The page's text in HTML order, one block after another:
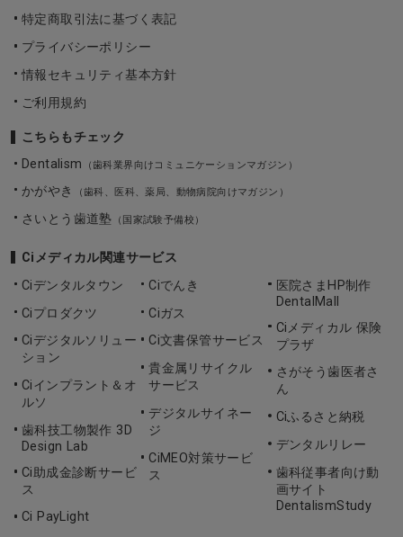
特定商取引法に基づく表記
プライバシーポリシー
情報セキュリティ基本方針
ご利用規約
こちらもチェック
Dentalism
（歯科業界向けコミュニケーションマガジン）
かがやき （歯科、医科、薬局、動物病院向けマガジン）
さいとう歯道塾 （国家試験予備校）
Ciメディカル関連サービス
Ciデンタルタウン
Ciプロダクツ
Ciデジタルソリュー
ション
Ciインプラント＆オ
ルソ
歯科技工物製作 3D
Design Lab
Ci助成金診断サービ
ス
Ci PayLight
Ciでんき
Ciガス
Ci文書保管サービス
貴金属リサイクル
サービス
デジタルサイネー
ジ
CiMEO対策サービ
ス
医院さまHP制作
DentalMall
Ciメディカル 保険
プラザ
さがそう歯医者さ
ん
Ciふるさと納税
デンタルリレー
歯科従事者向け動
画サイト
DentalismStudy